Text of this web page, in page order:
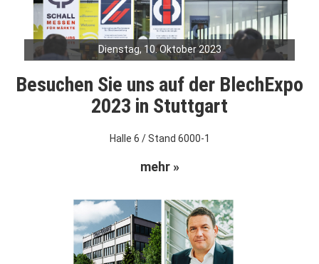
Dienstag, 10. Oktober 2023
Besuchen Sie uns auf der BlechExpo
2023 in Stuttgart
Halle 6 / Stand 6000-1
mehr »